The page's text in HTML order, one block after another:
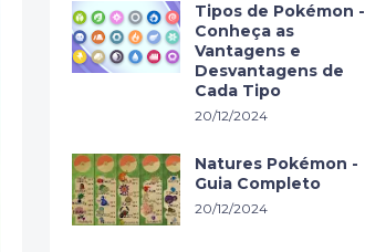
Tipos de Pokémon -
Conheça as
Vantagens e
Desvantagens de
Cada Tipo
20/12/2024
Natures Pokémon -
Guia Completo
20/12/2024